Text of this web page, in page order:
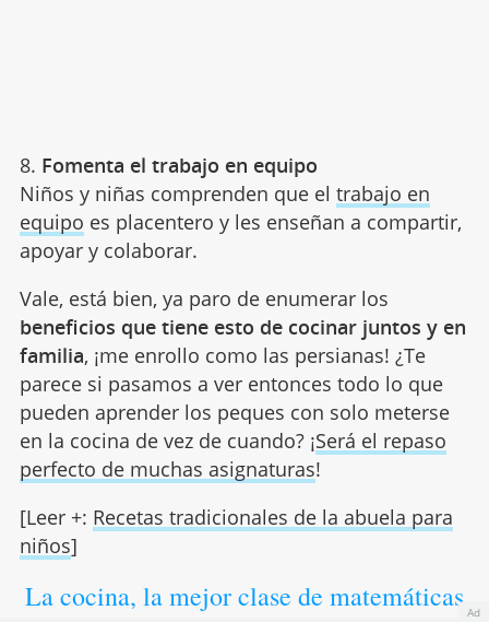
8. Fomenta el trabajo en equipo
Niños y niñas comprenden que el trabajo en
equipo es placentero y les enseñan a compartir,
apoyar y colaborar.
Vale, está bien, ya paro de enumerar los
beneficios que tiene esto de cocinar juntos y en
familia, ¡me enrollo como las persianas! ¿Te
parece si pasamos a ver entonces todo lo que
pueden aprender los peques con solo meterse
en la cocina de vez de cuando? ¡Será el repaso
perfecto de muchas asignaturas!
[Leer +: Recetas tradicionales de la abuela para
niños]
La cocina, la mejor clase de matemáticas Ad